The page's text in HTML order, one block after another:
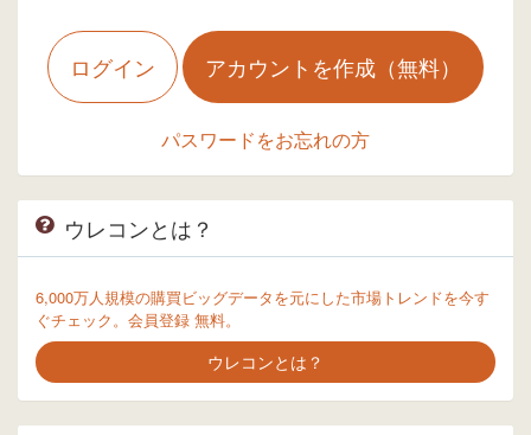
ログイン アカウントを作成（無料）
パスワードをお忘れの方
ウレコンとは？
6,000万人規模の購買ビッグデータを元にした市場トレンドを今す
ぐチェック。会員登録 無料。
ウレコンとは？